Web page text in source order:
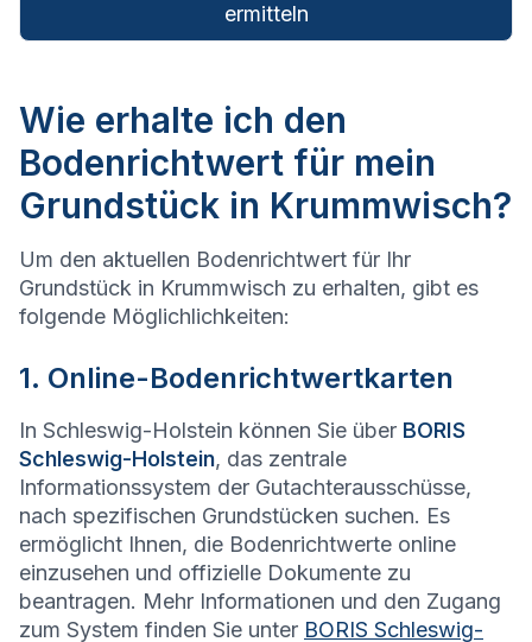
ermitteln
Wie erhalte ich den
Bodenrichtwert für mein
Grundstück in Krummwisch?
Um den aktuellen Bodenrichtwert für Ihr
Grundstück in Krummwisch zu erhalten, gibt es
folgende Möglichlichkeiten:
1. Online-Bodenrichtwertkarten
In Schleswig-Holstein können Sie über BORIS
Schleswig-Holstein, das zentrale
Informationssystem der Gutachterausschüsse,
nach spezifischen Grundstücken suchen. Es
ermöglicht Ihnen, die Bodenrichtwerte online
einzusehen und offizielle Dokumente zu
beantragen. Mehr Informationen und den Zugang
zum System finden Sie unter BORIS Schleswig-